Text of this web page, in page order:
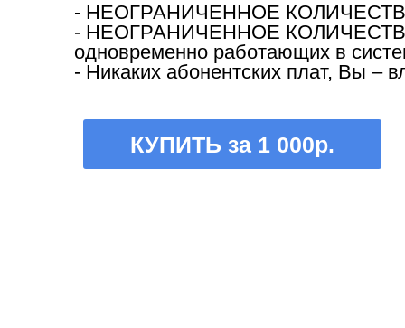
- НЕОГРАНИЧЕННОЕ
- НЕОГРАНИЧЕННОЕ
одновременно работающих в
- Никаких абонентских плат, Вы –
КУПИТЬ за 1 000р.